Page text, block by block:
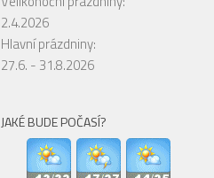
2.4.2026
Hlavní prázdniny:
27.6. - 31.8.2026
JAKÉ BUDE POČASÍ?